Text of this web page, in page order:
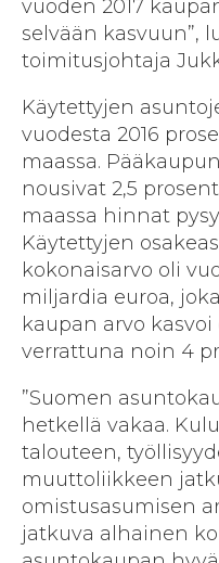
vuoden 2017
selvään kasvuun”,
toimitusjohtaja
Käytettyjen
vuodesta 2016
maassa.
nousivat 2,5
maassa hinnat
Käytettyjen
kokonaisarvo oli
miljardia euroa,
kaupan arvo
verrattuna noin 4
”Suomen
hetkellä vakaa.
talouteen,
muuttoliikkeen
omistusasumisen
jatkuva alhainen